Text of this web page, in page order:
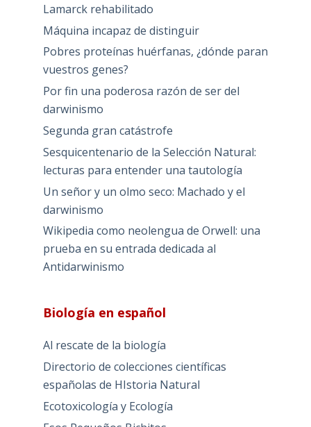
Lamarck rehabilitado
Máquina incapaz de distinguir
Pobres proteínas huérfanas, ¿dónde paran
vuestros genes?
Por fin una poderosa razón de ser del
darwinismo
Segunda gran catástrofe
Sesquicentenario de la Selección Natural:
lecturas para entender una tautología
Un señor y un olmo seco: Machado y el
darwinismo
Wikipedia como neolengua de Orwell: una
prueba en su entrada dedicada al
Antidarwinismo
Biología en español
Al rescate de la biología
Directorio de colecciones científicas
españolas de HIstoria Natural
Ecotoxicología y Ecología